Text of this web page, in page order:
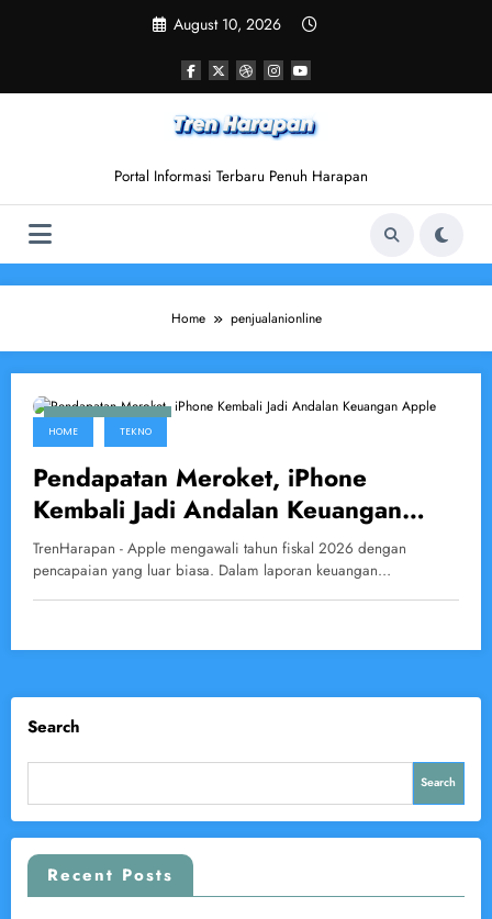
August 10, 2026
Portal Informasi Terbaru Penuh Harapan
Home penjualanionline
HOME TEKNO
Pendapatan Meroket, iPhone
Kembali Jadi Andalan Keuangan
Apple
TrenHarapan - Apple mengawali tahun fiskal 2026 dengan
pencapaian yang luar biasa. Dalam laporan keuangan…
Search
Search
Recent Posts